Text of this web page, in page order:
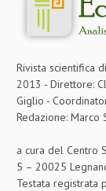
HUMAN
RISORSE
MARKETING
TREASURY
PERSONA E
Rivista scientifica
2013 - Direttore:
Giglio -
Redazione: Marco
a cura del Centro
5 – 20025
Testata registrata